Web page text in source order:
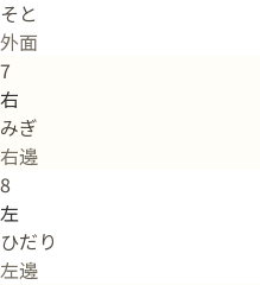
そと
外面
7
右
みぎ
右邊
8
左
ひだり
左邊